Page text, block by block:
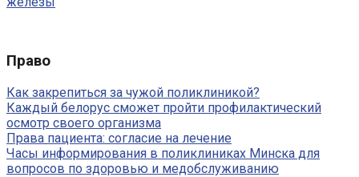
Право
Как закрепиться за чужой поликлиникой?
Каждый белорус сможет пройти профилактический
осмотр своего организма
Права пациента: согласие на лечение
Часы информирования в поликлиниках Минска для
вопросов по здоровью и медобслуживанию